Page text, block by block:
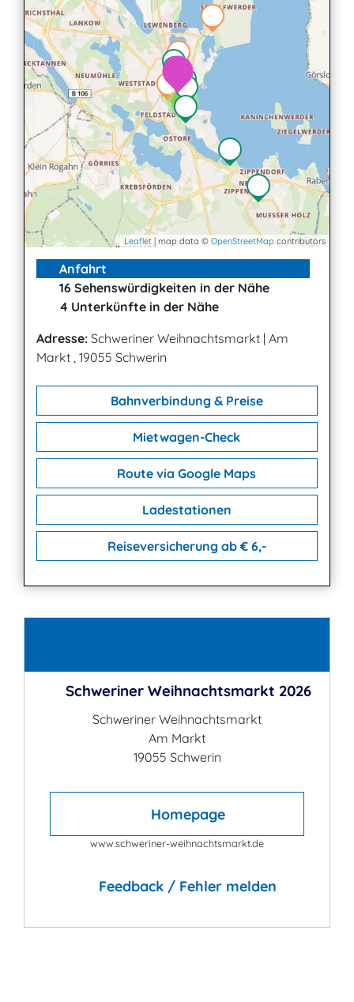
22
Leaflet | map data © OpenStreetMap contributors
Anfahrt
16 Sehenswürdigkeiten in der Nähe
4 Unterkünfte in der Nähe
Adresse: Schweriner Weihnachtsmarkt | Am
Markt , 19055 Schwerin
Bahnverbindung & Preise
Mietwagen-Check
Route via Google Maps
Ladestationen
Reiseversicherung ab € 6,-
Schweriner Weihnachtsmarkt 2026
Schweriner Weihnachtsmarkt
Am Markt
19055 Schwerin
Homepage
www.schweriner-weihnachtsmarkt.de
Feedback / Fehler melden